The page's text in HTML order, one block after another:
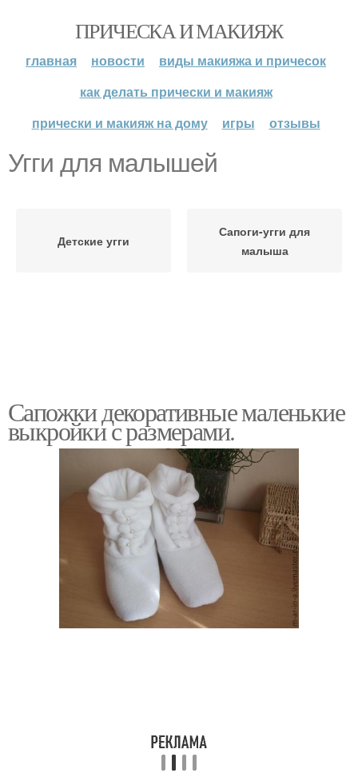
ПРИЧЕСКА И МАКИЯЖ
главная новости
виды макияжа и причесок
как делать прически и макияж
прически и макияж на дому
игры отзывы
Угги для малышей
Детские угги
Сапоги-угги для
малыша
Сапожки декоративные маленькие
выкройки с размерами.